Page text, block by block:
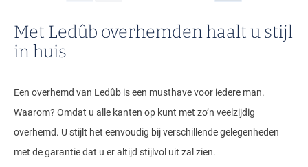
Met Ledûb overhemden haalt u stijl
in huis
Een overhemd van Ledûb is een musthave voor iedere man.
Waarom? Omdat u alle kanten op kunt met zo’n veelzijdig
overhemd. U stijlt het eenvoudig bij verschillende gelegenheden
met de garantie dat u er altijd stijlvol uit zal zien.